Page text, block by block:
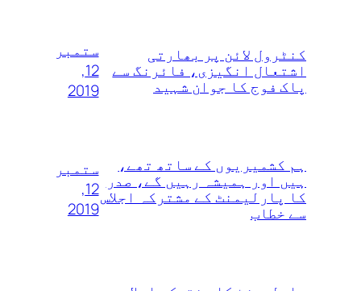
کنٹرول لائن پر بھارتی
اشتعال انگیزی، فائرنگ سے
پاک فوج کا جوان شہید
ستمبر
12,
2019
ہم کشمیریوں‌ کے ساتھ تھے،
ہیں اور ہمیشہ رہیں گے، صدر
کا پارلیمنٹ کے مشترکہ اجلاس
سے خطاب
ستمبر
12,
2019